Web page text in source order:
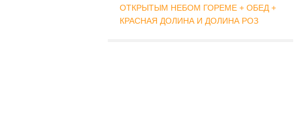
ОТКРЫТЫМ НЕБОМ ГОРЕМЕ + ОБЕД +
КРАСНАЯ ДОЛИНА И ДОЛИНА РОЗ